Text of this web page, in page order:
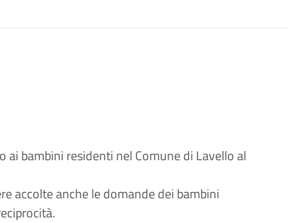
ai bambini residenti nel Comune di Lavello al
accolte anche le domande dei bambini